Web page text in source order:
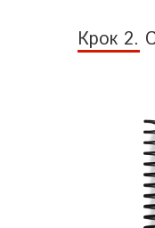
Крок 2.